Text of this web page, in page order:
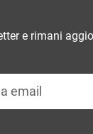
e rimani